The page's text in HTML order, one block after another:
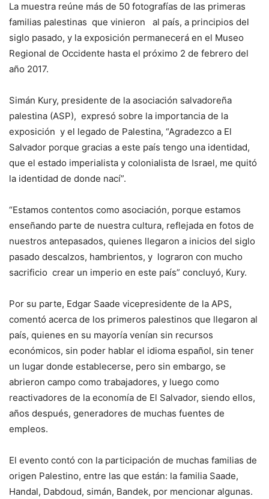
La muestra reúne más de 50 fotografías de las primeras
familias palestinas que vinieron al país, a principios del
siglo pasado, y la exposición permanecerá en el Museo
Regional de Occidente hasta el próximo 2 de febrero del
año 2017.
Simán Kury, presidente de la asociación salvadoreña
palestina (ASP), expresó sobre la importancia de la
exposición y el legado de Palestina, “Agradezco a El
Salvador porque gracias a este país tengo una identidad,
que el estado imperialista y colonialista de Israel, me quitó
la identidad de donde nací”.
“Estamos contentos como asociación, porque estamos
enseñando parte de nuestra cultura, reflejada en fotos de
nuestros antepasados, quienes llegaron a inicios del siglo
pasado descalzos, hambrientos, y lograron con mucho
sacrificio crear un imperio en este país” concluyó, Kury.
Por su parte, Edgar Saade vicepresidente de la APS,
comentó acerca de los primeros palestinos que llegaron al
país, quienes en su mayoría venían sin recursos
económicos, sin poder hablar el idioma español, sin tener
un lugar donde establecerse, pero sin embargo, se
abrieron campo como trabajadores, y luego como
reactivadores de la economía de El Salvador, siendo ellos,
años después, generadores de muchas fuentes de
empleos.
El evento contó con la participación de muchas familias de
origen Palestino, entre las que están: la familia Saade,
Handal, Dabdoud, simán, Bandek, por mencionar algunas.